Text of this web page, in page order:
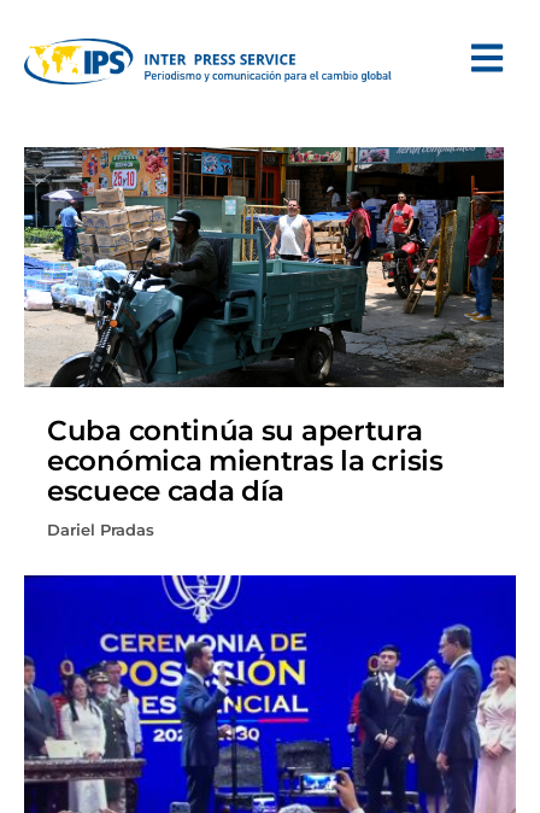
Cuba continúa su apertura
económica mientras la crisis
escuece cada día
Dariel Pradas